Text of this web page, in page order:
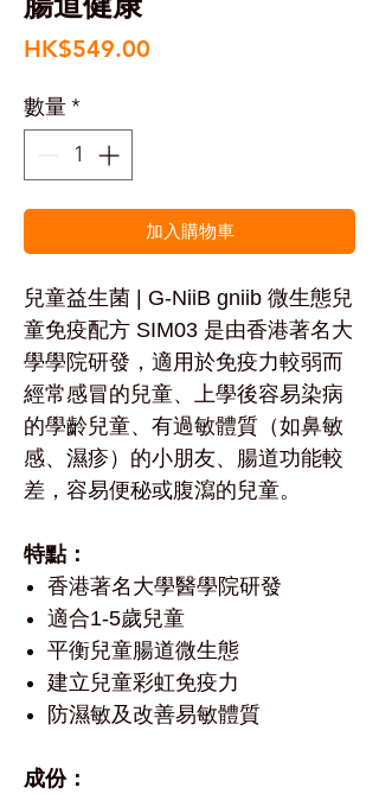
HK$549.00
數量*
加入購物車
兒童益生菌 | G-NiiB gniib 微生態兒
童免疫配方 SIM03 是由香港著名大
學學院研發，適用於免疫力較弱而
經常感冒的兒童、上學後容易染病
的學齡兒童、有過敏體質（如鼻敏
感、濕疹）的小朋友、腸道功能較
差，容易便秘或腹瀉的兒童。
特點：
香港著名大學醫學院研發
適合1-5歲兒童
平衡兒童腸道微生態
建立兒童彩虹免疫力
防濕敏及改善易敏體質
成份：